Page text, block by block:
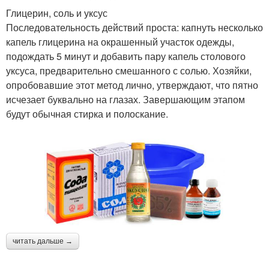
Глицерин, соль и уксус
Последовательность действий проста: капнуть несколько
капель глицерина на окрашенный участок одежды,
подождать 5 минут и добавить пару капель столового
уксуса, предварительно смешанного с солью. Хозяйки,
опробовавшие этот метод лично, утверждают, что пятно
исчезает буквально на глазах. Завершающим этапом
будут обычная стирка и полоскание.
читать дальше →